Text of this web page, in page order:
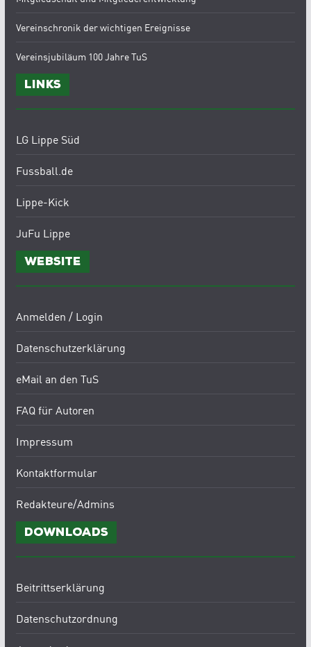
Vereinschronik der wichtigen Ereignisse
Vereinsjubiläum 100 Jahre TuS
Links
LG Lippe Süd
Fussball.de
Lippe-Kick
JuFu Lippe
Website
Anmelden / Login
Datenschutzerklärung
eMail an den TuS
FAQ für Autoren
Impressum
Kontaktformular
Redakteure/Admins
Downloads
Beitrittserklärung
Datenschutzordnung